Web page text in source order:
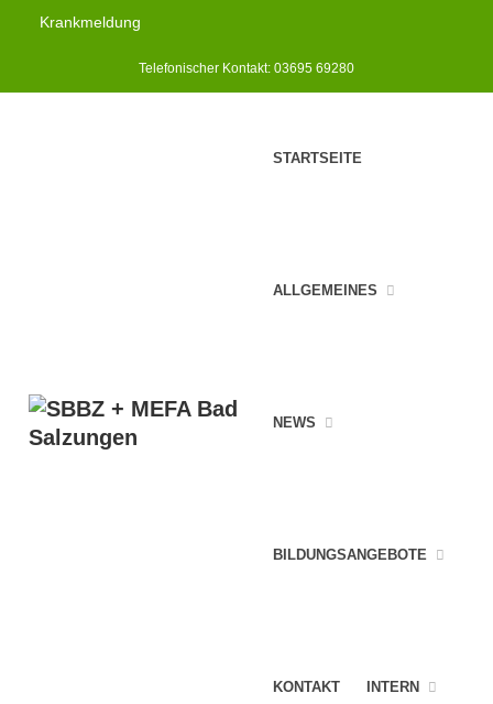
Krankmeldung
Telefonischer Kontakt: 03695 69280
STARTSEITE
ALLGEMEINES
NEWS
BILDUNGSANGEBOTE
KONTAKT INTERN